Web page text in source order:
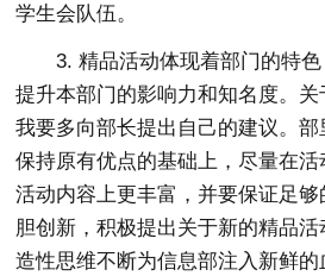
学生会队伍。
3. 精品活动体现着部门的特
提升本部门的影响力和知名度。关
我要多向部长提出自己的建议。
保持原有优点的基础上，尽量在
活动内容上更丰富，并要保证足
胆创新，积极提出关于新的精品
造性思维不断为信息部注入新鲜的